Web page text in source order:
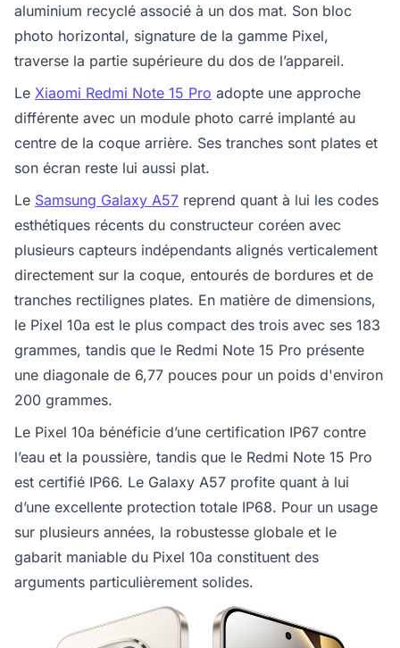
aluminium recyclé associé à un dos mat. Son bloc
photo horizontal, signature de la gamme Pixel,
traverse la partie supérieure du dos de l’appareil.
Le Xiaomi Redmi Note 15 Pro adopte une approche
différente avec un module photo carré implanté au
centre de la coque arrière. Ses tranches sont plates et
son écran reste lui aussi plat.
Le Samsung Galaxy A57 reprend quant à lui les codes
esthétiques récents du constructeur coréen avec
plusieurs capteurs indépendants alignés verticalement
directement sur la coque, entourés de bordures et de
tranches rectilignes plates. En matière de dimensions,
le Pixel 10a est le plus compact des trois avec ses 183
grammes, tandis que le Redmi Note 15 Pro présente
une diagonale de 6,77 pouces pour un poids d'environ
200 grammes.
Le Pixel 10a bénéficie d’une certification IP67 contre
l’eau et la poussière, tandis que le Redmi Note 15 Pro
est certifié IP66. Le Galaxy A57 profite quant à lui
d’une excellente protection totale IP68. Pour un usage
sur plusieurs années, la robustesse globale et le
gabarit maniable du Pixel 10a constituent des
arguments particulièrement solides.